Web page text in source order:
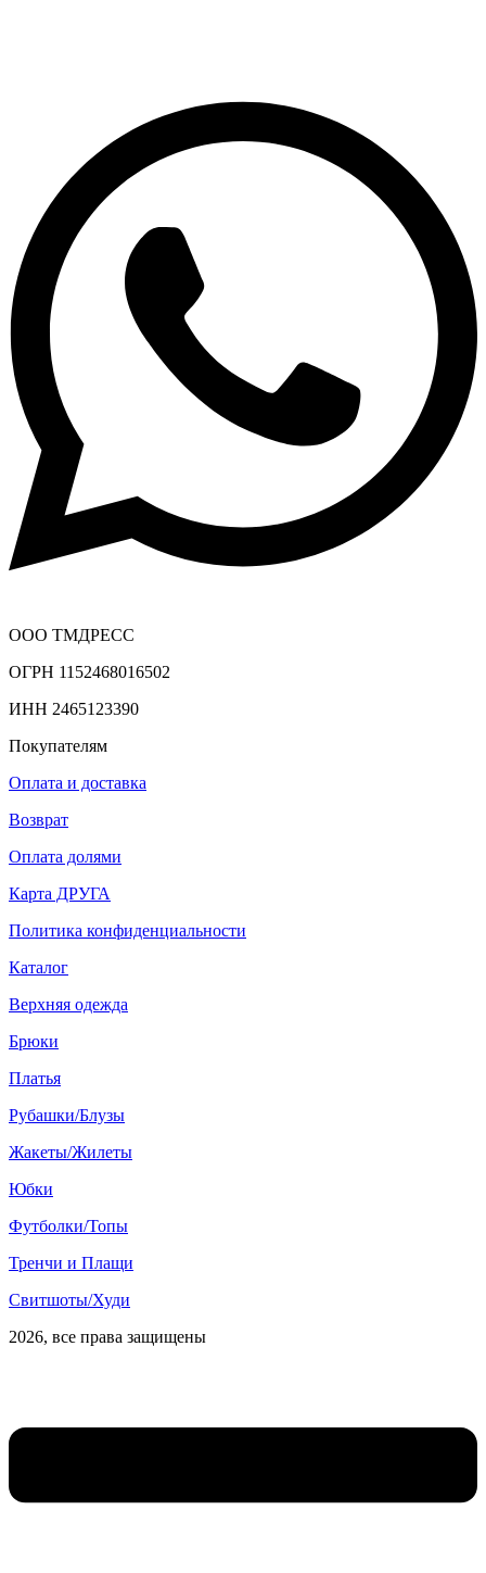
ООО ТМДРЕСС
ОГРН 1152468016502
ИНН 2465123390
Покупателям
Оплата и доставка
Возврат
Оплата долями
Карта ДРУГА
Политика конфиденциальности
Каталог
Верхняя одежда
Брюки
Платья
Рубашки/Блузы
Жакеты/Жилеты
Юбки
Футболки/Топы
Тренчи и Плащи
Свитшоты/Худи
2026, все права защищены